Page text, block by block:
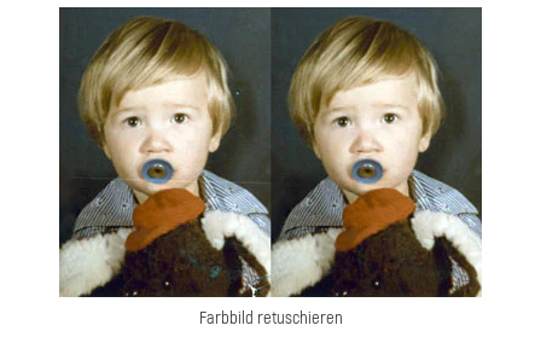
Farbbild retuschieren